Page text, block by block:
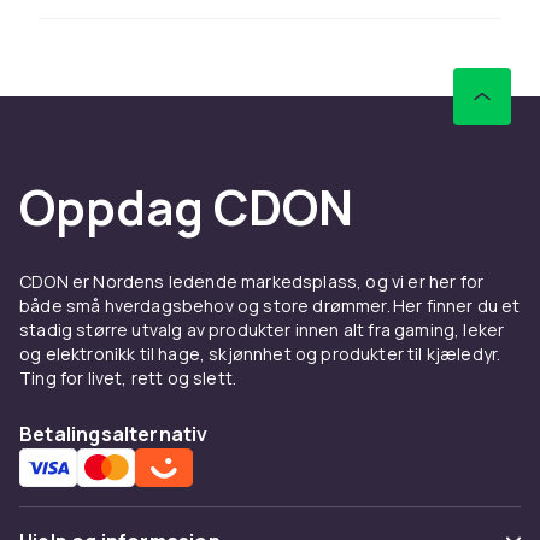
Ønsker du å supplere kommoden med møbler
kommoden i soverommet.
Velg kommode etter rom og
behov
I soverommet er kommoden en naturlig del av
oppbevaringsløsningen. Her oppbevarer du
klær, tilbehør og annet du vil ha lett tilgjengelig
skuffer i ulike størrelser: større skuffer til
gensere og bukser, mindre skuffer til tilbehør
og undertøy. En kommode med seks til åtte
skuffer dekker i de fleste tilfeller hele behovet
Oppdag CDON
CDON er Nordens ledende markedsplass, og vi er her for
både små hverdagsbehov og store drømmer. Her finner du et
stadig større utvalg av produkter innen alt fra gaming, leker
og elektronikk til hage, skjønnhet og produkter til kjæledyr.
Ting for livet, rett og slett.
Betalingsalternativ